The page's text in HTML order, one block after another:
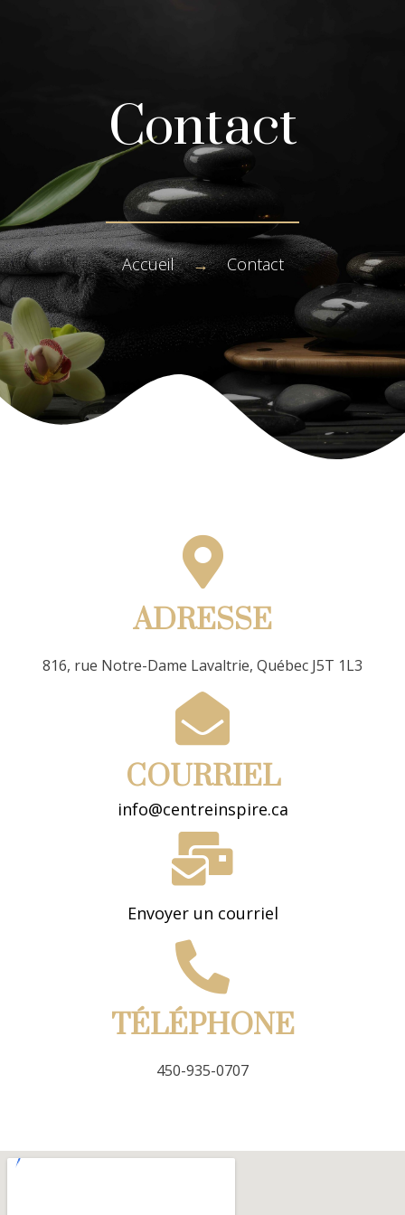
Contact
Accueil→Contact
ADRESSE
816, rue Notre-Dame Lavaltrie, Québec J5T 1L3
COURRIEL
info@centreinspire.ca
Envoyer un courriel
TÉLÉPHONE
450-935-0707